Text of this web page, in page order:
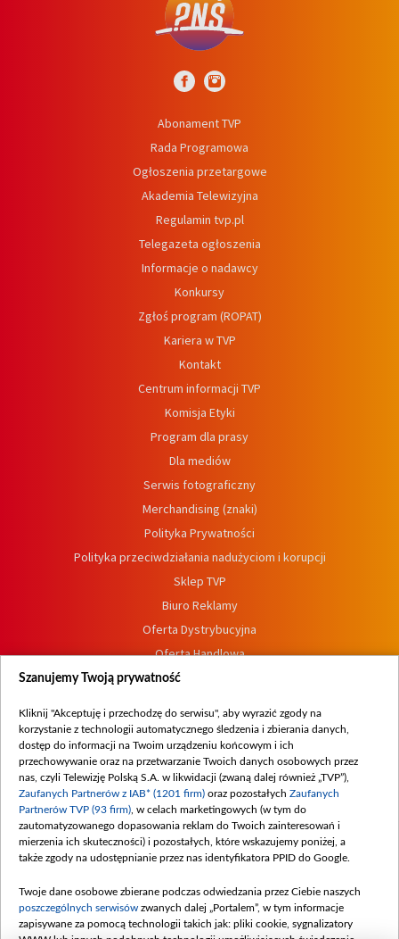
Abonament TVP
Rada Programowa
Ogłoszenia przetargowe
Akademia Telewizyjna
Regulamin tvp.pl
Telegazeta ogłoszenia
Informacje o nadawcy
Konkursy
Zgłoś program (ROPAT)
Kariera w TVP
Kontakt
Centrum informacji TVP
Komisja Etyki
Program dla prasy
Dla mediów
Serwis fotograficzny
Merchandising (znaki)
Polityka Prywatności
Polityka przeciwdziałania nadużyciom i korupcji
Sklep TVP
Biuro Reklamy
Oferta Dystrybucyjna
Oferta Handlowa
Dostępność
Procedura zgłoszeń wewnętrznych
Szanujemy Twoją prywatność
Kliknij "Akceptuję i przechodzę do serwisu", aby wyrazić zgody na
korzystanie z technologii automatycznego śledzenia i zbierania danych,
dostęp do informacji na Twoim urządzeniu końcowym i ich
przechowywanie oraz na przetwarzanie Twoich danych osobowych przez
nas, czyli Telewizję Polską S.A. w likwidacji (zwaną dalej również „TVP”),
Zaufanych Partnerów z IAB* (1201 firm) oraz pozostałych Zaufanych
Partnerów TVP (93 firm) , w celach marketingowych (w tym do
zautomatyzowanego dopasowania reklam do Twoich zainteresowań i
mierzenia ich skuteczności) i pozostałych, które wskazujemy poniżej, a
także zgody na udostępnianie przez nas identyfikatora PPID do Google.
Twoje dane osobowe zbierane podczas odwiedzania przez Ciebie naszych
poszczególnych serwisów zwanych dalej „Portalem”, w tym informacje
zapisywane za pomocą technologii takich jak: pliki cookie, sygnalizatory